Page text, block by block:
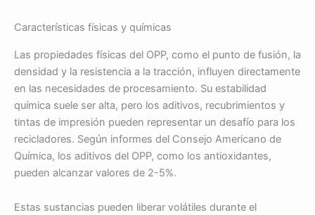
Características físicas y químicas
Las propiedades físicas del OPP, como el punto de fusión, la
densidad y la resistencia a la tracción, influyen directamente
en las necesidades de procesamiento. Su estabilidad
química suele ser alta, pero los aditivos, recubrimientos y
tintas de impresión pueden representar un desafío para los
recicladores. Según informes del Consejo Americano de
Química, los aditivos del OPP, como los antioxidantes,
pueden alcanzar valores de 2-5%.
Estas sustancias pueden liberar volátiles durante el